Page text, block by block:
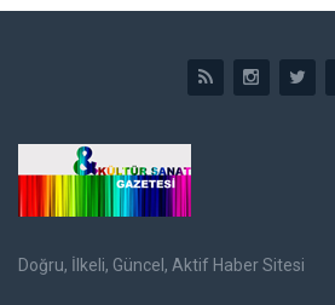
Doğru, İlkeli, Güncel, Aktif Haber Sitesi